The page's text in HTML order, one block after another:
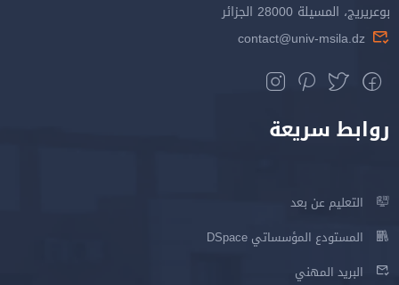
بوعريريج، المسيلة 28000 الجزائر
contact@univ-msila.dz
روابط سريعة
التعليم عن بعد
المستودع المؤسساتي DSpace
البريد المهني